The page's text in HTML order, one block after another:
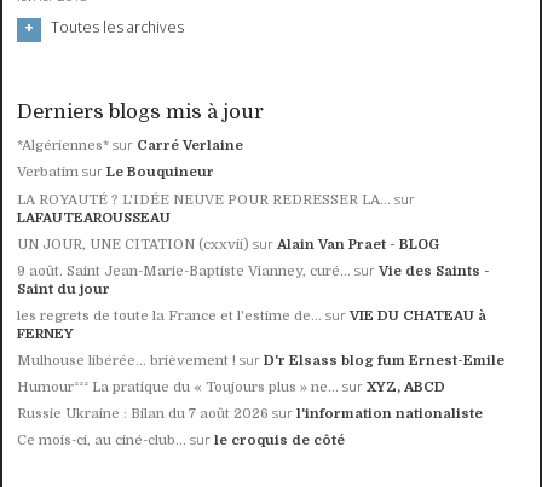
Toutes les archives
Derniers blogs mis à jour
*Algériennes* sur Carré Verlaine
Verbatim surLe Bouquineur
LA ROYAUTÉ ? L'IDÉE NEUVE POUR REDRESSER LA... sur
LAFAUTEAROUSSEAU
UN JOUR, UNE CITATION (cxxvii) sur Alain Van Praet - BLOG
9 août. Saint Jean-Marie-Baptiste Vianney, curé... surVie des Saints -
Saint du jour
les regrets de toute la France et l'estime de... surVIE DU CHATEAU à
FERNEY
Mulhouse libérée… brièvement ! surD'r Elsass blog fum Ernest-Emile
Humour²²² La pratique du « Toujours plus » ne... surXYZ, ABCD
Russie Ukraine : Bilan du 7 août 2026 surl'information nationaliste
Ce mois-ci, au ciné-club... surle croquis de côté